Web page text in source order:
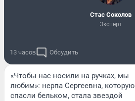
Стас Соколов
Эксперт
13 часов Обсудить
«Чтобы нас носили на ручках, мы
любим»: нерпа Сергеевна, которую
спасли бельком, стала звездой